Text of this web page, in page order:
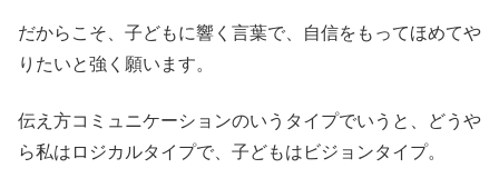
だからこそ、子どもに響く言葉で、自信をもってほめてや
りたいと強く願います。
伝え方コミュニケーションのいうタイプでいうと、どうや
ら私はロジカルタイプで、子どもはビジョンタイプ。